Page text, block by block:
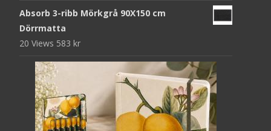
Absorb 3-ribb Mörkgrå 90X150 cm
Dörrmatta
20 Views 583 kr